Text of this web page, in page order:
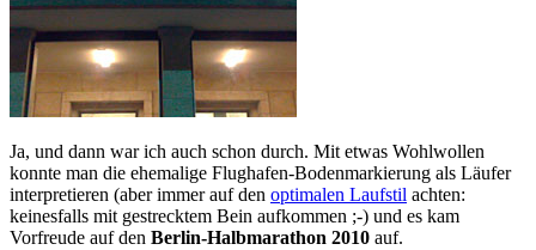
Ja, und dann war ich auch schon durch. Mit etwas Wohlwollen
konnte man die ehemalige Flughafen-Bodenmarkierung als Läufer
interpretieren (aber immer auf den optimalen Laufstil achten:
keinesfalls mit gestrecktem Bein aufkommen ;-) und es kam
Vorfreude auf den Berlin-Halbmarathon 2010 auf.